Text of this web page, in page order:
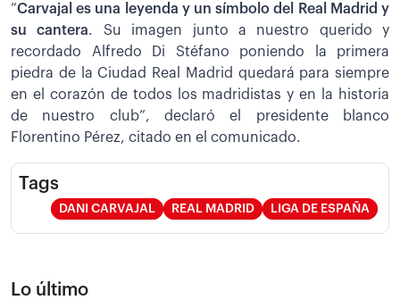
“Carvajal es una leyenda y un símbolo del Real Madrid y
su cantera. Su imagen junto a nuestro querido y
recordado Alfredo Di Stéfano poniendo la primera
piedra de la Ciudad Real Madrid quedará para siempre
en el corazón de todos los madridistas y en la historia
de nuestro club”, declaró el presidente blanco
Florentino Pérez, citado en el comunicado.
Tags
DANI CARVAJAL REAL MADRID LIGA DE ESPAÑA
Lo último